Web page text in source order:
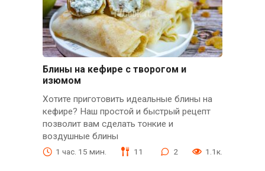
Блины на кефире с творогом и
изюмом
Хотите приготовить идеальные блины на
кефире? Наш простой и быстрый рецепт
позволит вам сделать тонкие и
воздушные блины
1 час. 15 мин. 11 2 1.1к.